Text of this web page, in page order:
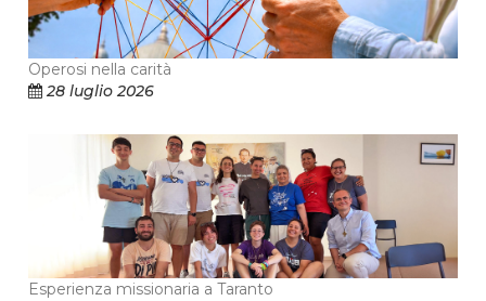
Operosi nella carità
28 luglio 2026
Esperienza missionaria a Taranto